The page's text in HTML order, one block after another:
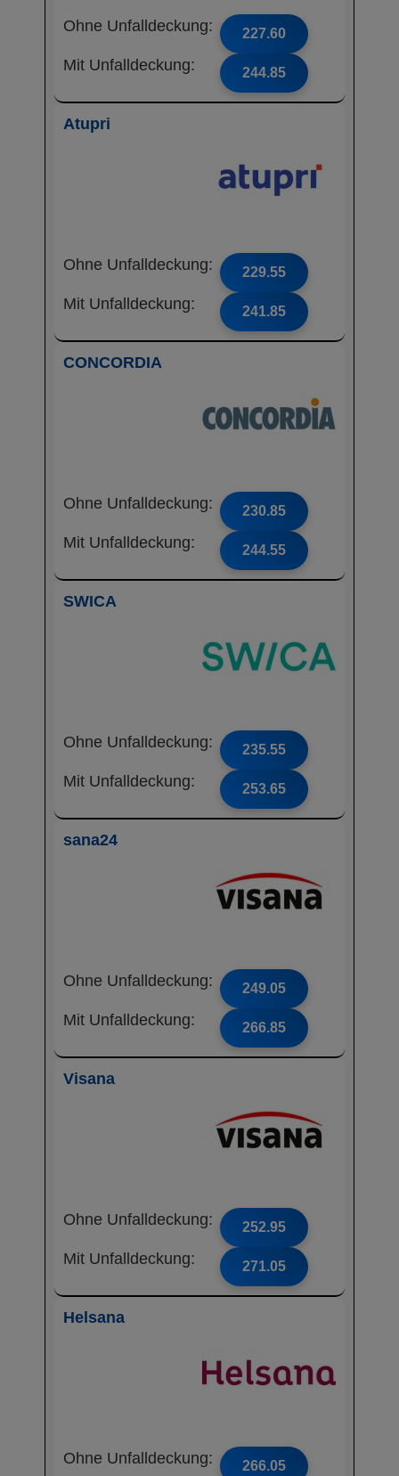
Ohne Unfalldeckung: 227.60
Mit Unfalldeckung: 244.85
Atupri
Ohne Unfalldeckung: 229.55
Mit Unfalldeckung: 241.85
CONCORDIA
Ohne Unfalldeckung: 230.85
Mit Unfalldeckung: 244.55
SWICA
Ohne Unfalldeckung: 235.55
Mit Unfalldeckung: 253.65
sana24
Ohne Unfalldeckung: 249.05
Mit Unfalldeckung: 266.85
Visana
Ohne Unfalldeckung: 252.95
Mit Unfalldeckung: 271.05
Helsana
Ohne Unfalldeckung: 266.05